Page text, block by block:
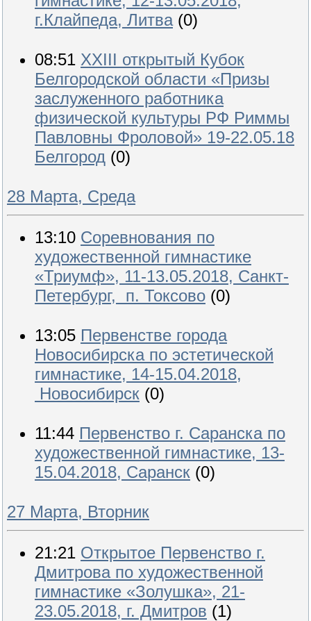
г.Клайпеда, Литва (0)
08:51 XXIII открытый Кубок
Белгородской области «Призы
заслуженного работника
физической культуры РФ Риммы
Павловны Фроловой» 19-22.05.18
Белгород (0)
28 Марта, Среда
13:10 Соревнования по
художественной гимнастике
«Триумф», 11-13.05.2018, Санкт-
Петербург, п. Токсово (0)
13:05 Первенстве города
Новосибирска по эстетической
гимнастике, 14-15.04.2018,
Новосибирск (0)
11:44 Первенство г. Саранска по
художественной гимнастике, 13-
15.04.2018, Саранск (0)
27 Марта, Вторник
21:21 Открытое Первенство г.
Дмитрова по художественной
гимнастике «Золушка», 21-
23.05.2018, г. Дмитров (1)